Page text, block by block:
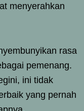
menyerahkan
rasa
pemenang.
ini tidak
yang pernah